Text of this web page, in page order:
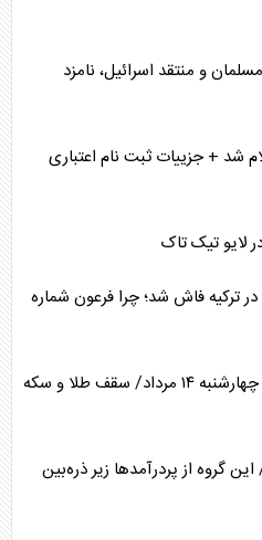
منافع ملی است؟
غرب آسیا
متحدان ایران
و منتقد اسرائیل، نامزد
شد + جزییات ثبت نام اعتباری
لایو تیک تاک
ترکیه فاش شد؛ چرا فرعون شماره
آخرین قیمت طلا و سکه امروز چهارشنبه ۱۴ مرداد/ سقف طلا و سکه
گروه از پردرآمد‌ها زیر ذره‌بین